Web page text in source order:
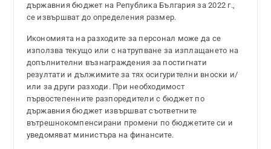
държавния бюджет на Република България за 2022 г.,
се извършват до определения размер.
Икономията на разходите за персонал може да се
използва текущо или с натрупване за изплащането на
допълнителни възнаграждения за постигнати
резултати и дължимите за тях осигурителни вноски и/
или за други разходи. При необходимост
първостепенните разпоредители с бюджет по
държавния бюджет извършват съответните
вътрешнокомпенсирани промени по бюджетите си и
уведомяват министъра на финансите.